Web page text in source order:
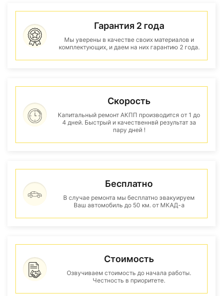
Гарантия 2 года
Мы уверены в качестве своих материалов и
комплектующих, и даем на них гарантию 2 года.
Скорость
Капитальный ремонт АКПП производится от 1 до
4 дней. Быстрый и качественнвй результат за
пару дней !
Бесплатно
В случае ремонта мы бесплатно эвакуируем
Ваш автомобиль до 50 км. от МКАД-а
Стоимость
Озвучиваем стоимость до начала работы.
Честность в приоритете.